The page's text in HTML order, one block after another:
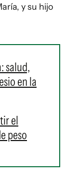
y su hijo
salud,
en la
el
peso